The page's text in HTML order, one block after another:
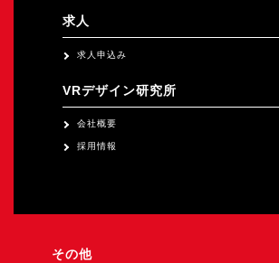
求人
求人申込み
VRデザイン研究所
会社概要
採用情報
その他